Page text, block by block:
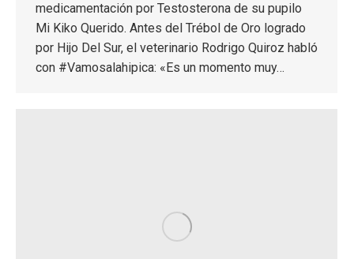
medicamentación por Testosterona de su pupilo
Mi Kiko Querido. Antes del Trébol de Oro logrado
por Hijo Del Sur, el veterinario Rodrigo Quiroz habló
con #Vamosalahipica: «Es un momento muy…